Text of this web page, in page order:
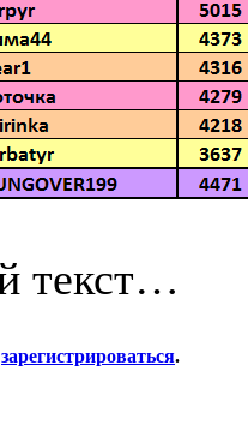
текст…
зарегистрироваться.